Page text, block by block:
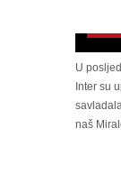
U
Inter su
naš